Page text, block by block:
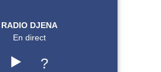
RADIO DJENA
En direct
▶️ ?